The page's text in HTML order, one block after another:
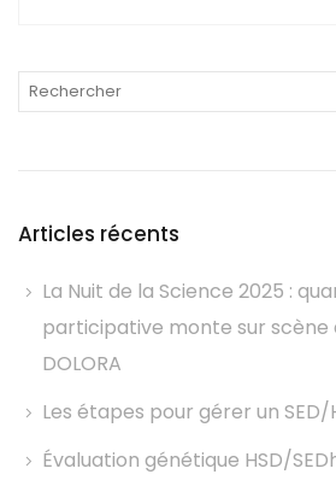
Articles récents
La Nuit de la Science 2025 :
participative monte sur
DOLORA
Les étapes pour gérer un SED/
Évaluation génétique HSD/